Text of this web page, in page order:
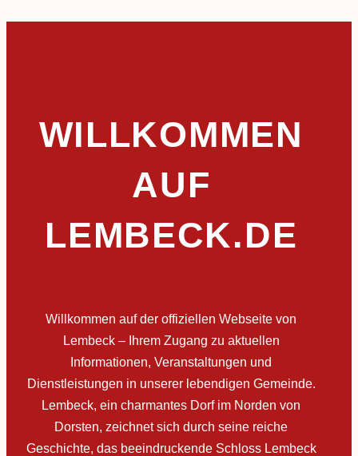
WILLKOMMEN
AUF
LEMBECK.DE
Willkommen auf der offiziellen Webseite von
Lembeck – Ihrem Zugang zu aktuellen
Informationen, Veranstaltungen und
Dienstleistungen in unserer lebendigen Gemeinde.
Lembeck, ein charmantes Dorf im Norden von
Dorsten, zeichnet sich durch seine reiche
Geschichte, das beeindruckende Schloss Lembeck